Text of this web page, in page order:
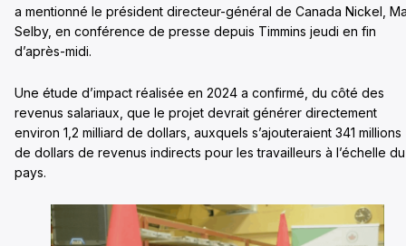
a mentionné le président directeur-général de Canada Nickel,
Selby, en conférence de presse depuis Timmins jeudi en fin
d’après-midi.
Une étude d’impact réalisée en 2024 a confirmé, du côté des
revenus salariaux, que le projet devrait générer directement
environ 1,2 milliard de dollars, auxquels s’ajouteraient 341 millions
de dollars de revenus indirects pour les travailleurs à l’échelle du
pays.